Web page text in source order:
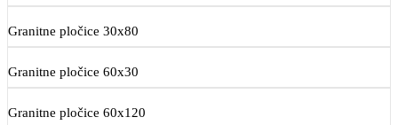
Granitne pločice 30x80
Granitne pločice 60x30
Granitne pločice 60x120